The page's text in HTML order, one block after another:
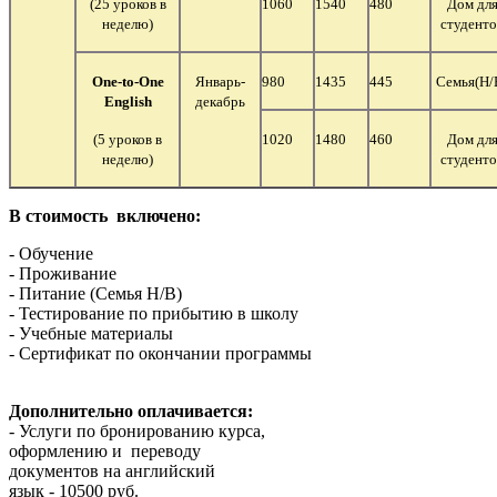
(25 уроков в
неделю)
1060 1540 480
Дом для
One-to-One
English
(5 уроков в
неделю)
Январь-
декабрь
980 1435 445 Семья(Н/
1020 1480 460
Дом для
В стоимость включено:
- Обучение
- Проживание
- Питание (Семья Н/В)
- Тестирование по прибытию в школу
- Учебные материалы
- Сертификат по окончании программы
Дополнительно оплачивается:
- Услуги по бронированию курса,
оформлению и переводу
документов на английский
язык - 10500 руб.